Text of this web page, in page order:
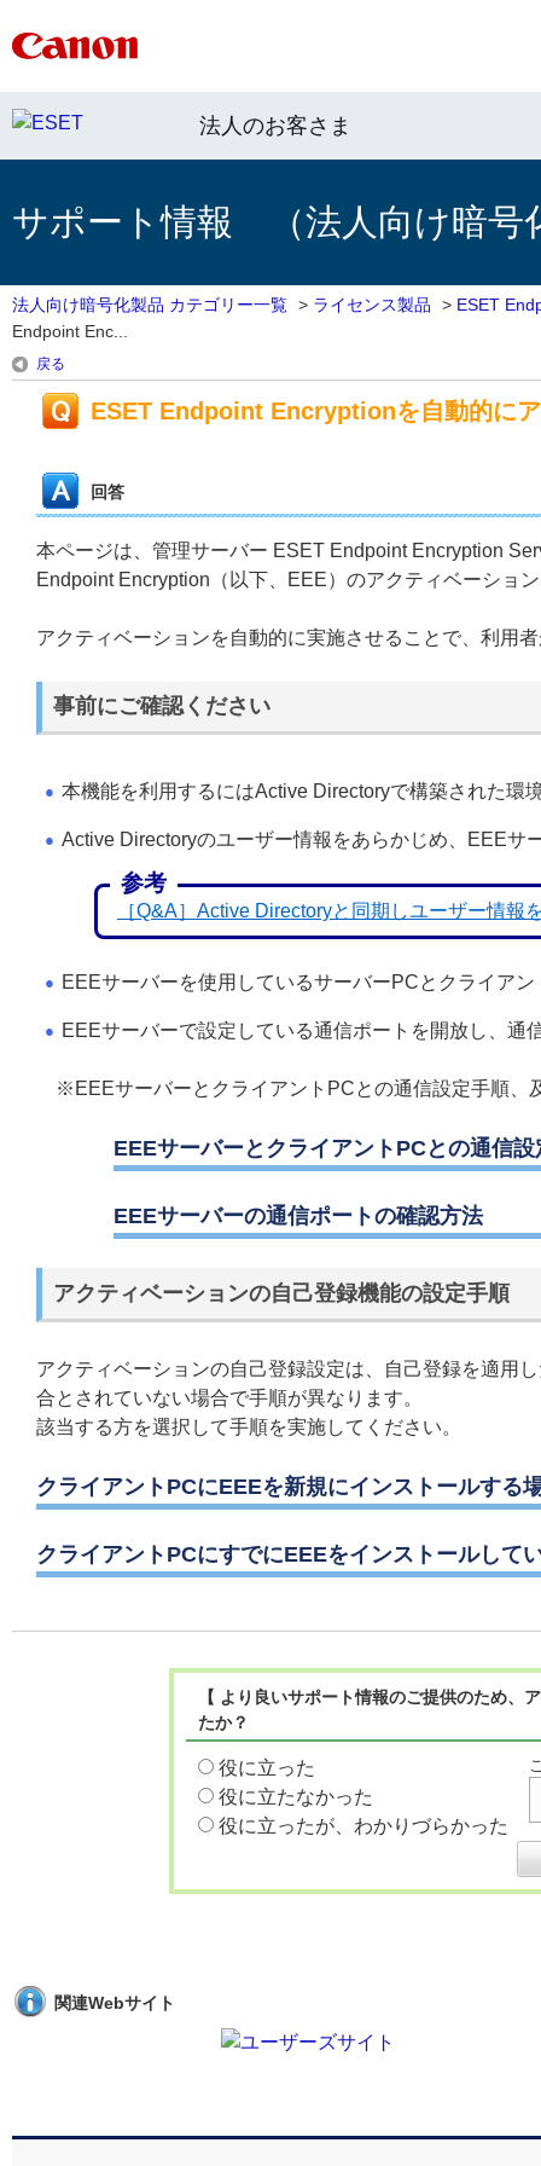
法人のお客さま
サポート情報 （法人向け暗号
法人向け暗号化製品 カテゴリー一覧 > ライセンス製品 > ESET
Endpoint Enc...
戻る
ESET Endpoint Encryptionを自動的に
回答
本ページは、管理サーバー ESET Endpoint Encryption
Endpoint Encryption（以下、EEE）のアクティベーショ
アクティベーションを自動的に実施させることで、利用
事前にご確認ください
● 本機能を利用するにはActive Directoryで構築された環
● Active Directoryのユーザー情報をあらかじめ、EEEサ
参考
［Q&A］Active Directoryと同期しユーザー情報
● EEEサーバーを使用しているサーバーPCとクライア
● EEEサーバーで設定している通信ポートを開放し、通
※EEEサーバーとクライアントPCとの通信設定手順、
EEEサーバーとクライアントPCとの通信設
EEEサーバーの通信ポートの確認方法
アクティベーションの自己登録機能の設定手順
アクティベーションの自己登録設定は、自己登録を適用
合とされていない場合で手順が異なります。
該当する方を選択して手順を実施してください。
クライアントPCにEEEを新規にインストールする
クライアントPCにすでにEEEをインストールして
【 より良いサポート情報のご提供のため
たか？
役に立った
役に立たなかった
役に立ったが、わかりづらかった
関連Webサイト